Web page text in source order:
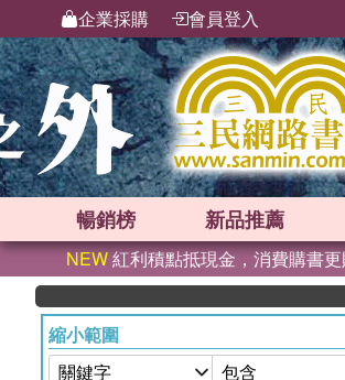
企業採購 會員登入
暢銷榜 新品推薦
NEW紅利積點抵現金，消費購書
縮小範圍